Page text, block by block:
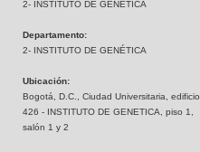
2- INSTITUTO DE GENÉTICA
Departamento:
2- INSTITUTO DE GENÉTICA
Ubicación:
Bogotá, D.C., Ciudad Universitaria, edificio
426 - INSTITUTO DE GENETICA, piso 1,
salón 1 y 2